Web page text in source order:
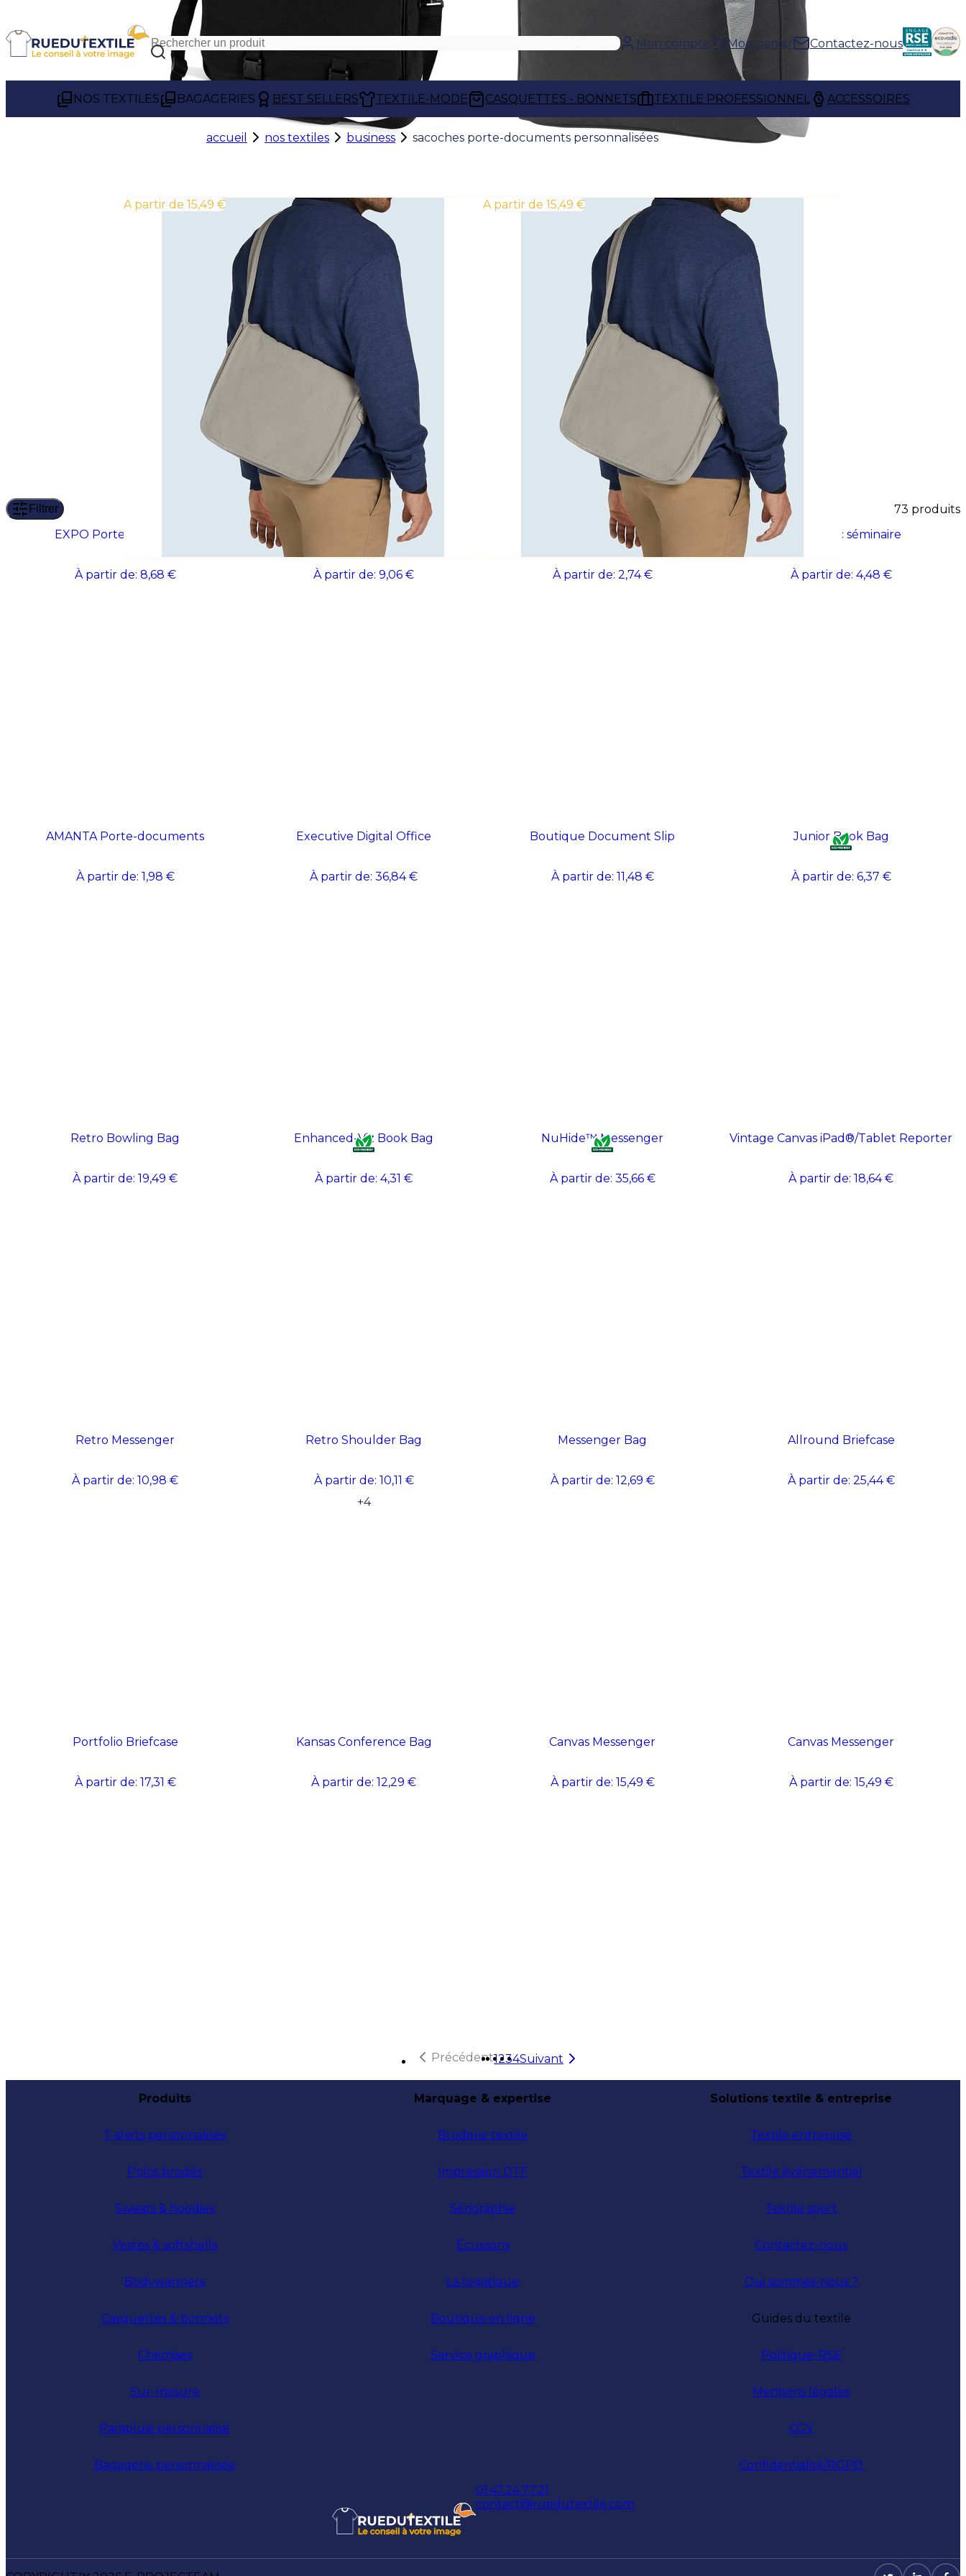
Mon compte Mon panier Contactez-nous
NOS TEXTILES BAGAGERIES BEST SELLERS TEXTILE-MODE CASQUETTES - BONNETS TEXTILE PROFESSIONNEL ACCESSOIRES
accueil nos textiles business sacoches porte-documents personnalisées
SACOCHES PORTE-DOCUMENTS PERSONNALISÉES
sacoches porte-documents personnalisées
permettent de
transporter dossiers, contrats, ordinateur portable et accessoires de
travail dans un seul espace organisé. Élégantes et fonctionnelles, elles
accompagnent les professionnels au quotidien, du bureau aux rendez-
Personnalisées à votre image, elles renforcent la visibilité de votre
entreprise tout en offrant un accessoire durable et utile. Une solution
idéale pour équiper vos collaborateurs ou valoriser votre marque lors
de salons, séminaires et événements professionnels.
À partir de 15,49 € À partir de 15,49 €
Filtrer 73 produits
EXPO Porte-documents
À partir de: 8,68 €
FLAPA Porte-documents
À partir de: 9,06 €
POUCHLO Pochette feutre ordinateur
À partir de: 2,74 €
TALOR Sac séminaire
À partir de: 4,48 €
AMANTA Porte-documents
À partir de: 1,98 €
Executive Digital Office
À partir de: 36,84 €
Boutique Document Slip
À partir de: 11,48 €
Junior Book Bag
À partir de: 6,37 €
Retro Bowling Bag
À partir de: 19,49 €
Enhanced-Viz Book Bag
À partir de: 4,31 €
NuHide™ Messenger
À partir de: 35,66 €
Vintage Canvas iPad®/Tablet Reporter
À partir de: 18,64 €
Retro Messenger
À partir de: 10,98 €
Retro Shoulder Bag
À partir de: 10,11 €
+4
Messenger Bag
À partir de: 12,69 €
Allround Briefcase
À partir de: 25,44 €
Portfolio Briefcase
À partir de: 17,31 €
Kansas Conference Bag
À partir de: 12,29 €
Canvas Messenger
À partir de: 15,49 €
Canvas Messenger
À partir de: 15,49 €
Précédent1234Suivant
Produits
T-shirts personnalisés
Polos brodés
Sweats & hoodies
Vestes & softshells
Bodywarmers
Casquettes & bonnets
Chemises
Sur-mesure
Parapluie personnalisé
Bagagerie personnalisée
Marquage & expertise
Broderie textile
Impression DTF
Sérigraphie
Écussons
La logistique
Boutique en ligne
Service graphique
Solutions textile & entreprise
Textile entreprise
Textile événementiel
Textile sport
Contactez-nous
Qui sommes-nous ?
Guides du textile
Politique-RSE
Mentions légales
CGV
Confidentialité/RGPD
01.47.24.77.21
contact@ruedutextile.com